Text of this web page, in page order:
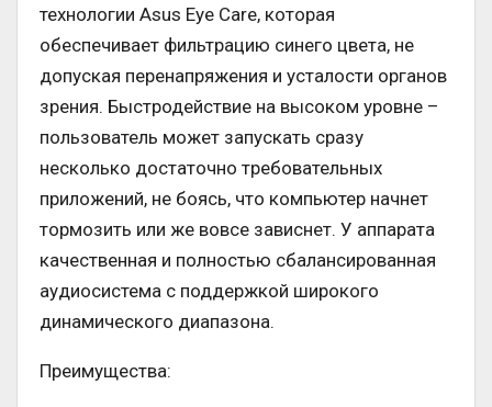
технологии Asus Eye Care, которая
обеспечивает фильтрацию синего цвета, не
допуская перенапряжения и усталости органов
зрения. Быстродействие на высоком уровне –
пользователь может запускать сразу
несколько достаточно требовательных
приложений, не боясь, что компьютер начнет
тормозить или же вовсе зависнет. У аппарата
качественная и полностью сбалансированная
аудиосистема с поддержкой широкого
динамического диапазона.
Преимущества: